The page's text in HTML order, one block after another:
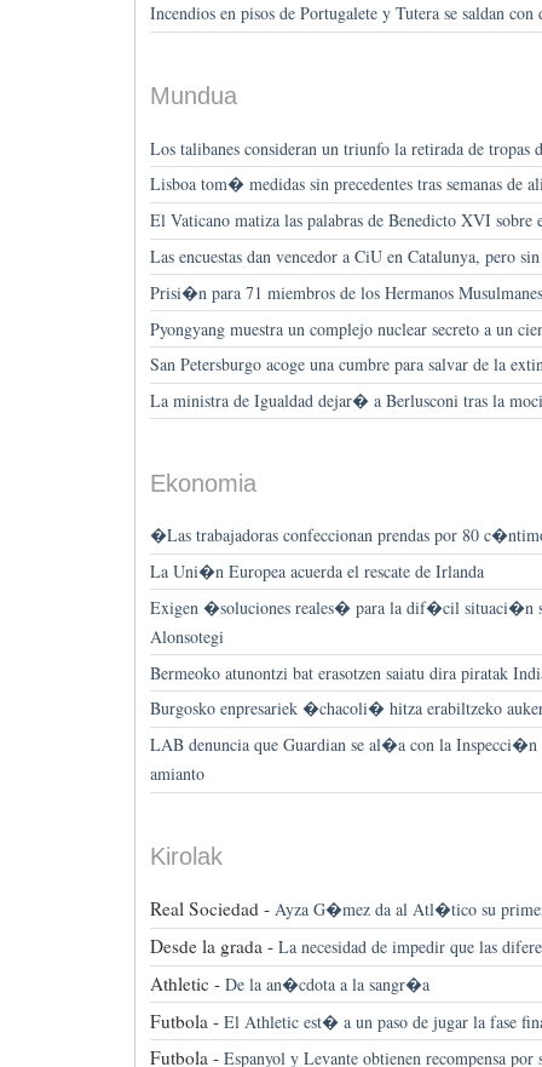
Incendios en pisos de Portugalete y Tutera se saldan con
Mundua
Los talibanes consideran un triunfo la retirada de tropas
Lisboa tom� medidas sin precedentes tras semanas de
El Vaticano matiza las palabras de Benedicto XVI sobre
Las encuestas dan vencedor a CiU en Catalunya, pero
Prisi�n para 71 miembros de los Hermanos
Pyongyang muestra un complejo nuclear secreto a un
San Petersburgo acoge una cumbre para salvar de la
La ministra de Igualdad dejar� a Berlusconi tras la
Ekonomia
�Las trabajadoras confeccionan prendas por 80
La Uni�n Europea acuerda el rescate de Irlanda
Exigen �soluciones reales� para la dif�cil situaci�n
Alonsotegi
Bermeoko atunontzi bat erasotzen saiatu dira piratak
Burgosko enpresariek �chacoli� hitza erabiltzeko
LAB denuncia que Guardian se al�a con la
amianto
Kirolak
Real Sociedad - Ayza G�mez da al Atl�tico su
Desde la grada - La necesidad de impedir que las
Athletic - De la an�cdota a la sangr�a
Futbola - El Athletic est� a un paso de jugar la fase
Futbola - Espanyol y Levante obtienen recompensa por